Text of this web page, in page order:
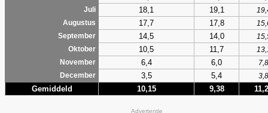
Juli
18,1 19,1
Augustus
17,7 17,8
September
14,5 14,0
Oktober
10,5 11,7
November
6,4 6,0
7,8
December
3,5 5,4 3,8
Gemiddeld 10,15 9,38
Advertentie